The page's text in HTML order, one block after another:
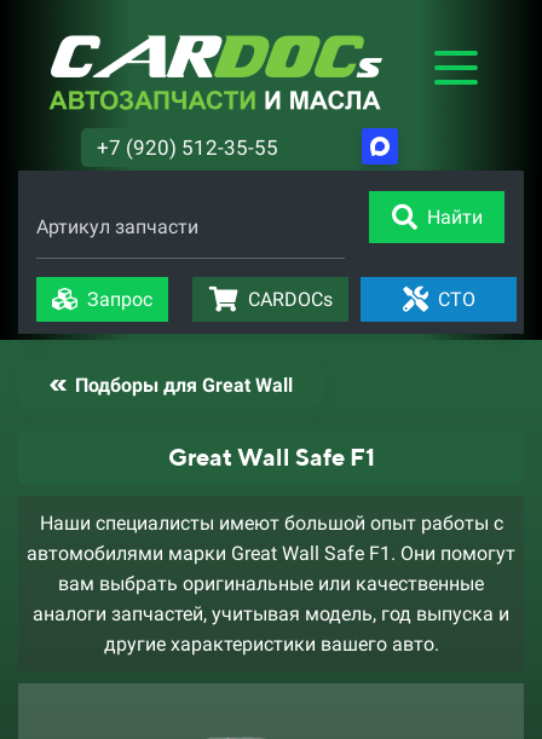
+7 (920) 512-35-55
Артикул запчасти Найти
Запрос CARDOCs СТО
Подборы для Great Wall
Great Wall Safe F1
Наши специалисты имеют большой опыт работы с
автомобилями марки Great Wall Safe F1. Они помогут
вам выбрать оригинальные или качественные
аналоги запчастей, учитывая модель, год выпуска и
другие характеристики вашего авто.